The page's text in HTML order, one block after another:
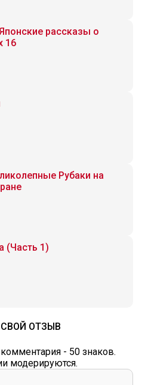
рассказы о
16
Рубаки на
(Часть 1)
ОТЗЫВ
- 50 знаков.
модерируются.